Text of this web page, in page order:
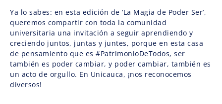
Ya lo sabes: en esta edición de ‘La Magia de Poder Ser’,
queremos compartir con toda la comunidad
universitaria una invitación a seguir aprendiendo y
creciendo juntos, juntas y juntes, porque en esta casa
de pensamiento que es #PatrimonioDeTodos, ser
también es poder cambiar, y poder cambiar, también es
un acto de orgullo. En Unicauca, ¡nos reconocemos
diversos!